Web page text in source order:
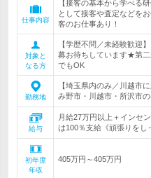
仕事内容
【接客の基本から学べる
として接客や査定などを
客のお仕事あり！
対象と
なる方
【学歴不問／未経験歓迎
募お待ちしています★第
でもOK
勤務地
【埼玉県内のみ／川越市
み野市・川越市・所沢市
給与
月給27万円以上＋インセ
は100％支給《頑張りをし
初年度
年収
405万円～405万円